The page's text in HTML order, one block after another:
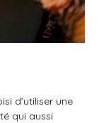
d’utiliser une
qui aussi